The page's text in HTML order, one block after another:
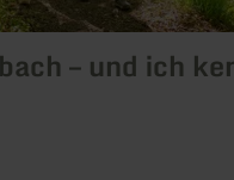
– und ich